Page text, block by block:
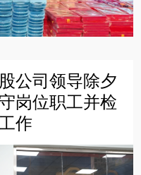
公司领导除夕
岗位职工并检
作